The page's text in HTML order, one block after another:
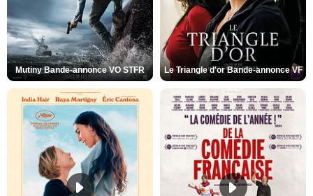
Mutiny Bande-annonce VO STFR Le Triangle d'or Bande-annonce VF